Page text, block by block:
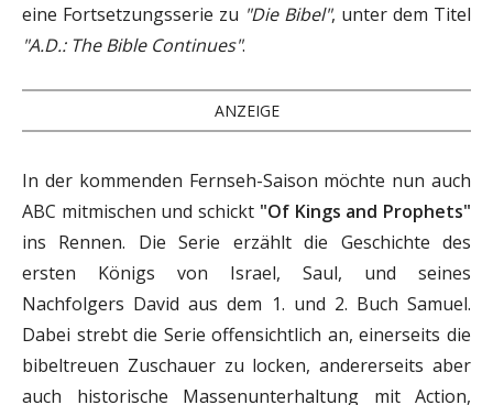
eine Fortsetzungsserie zu "Die Bibel", unter dem Titel
"A.D.: The Bible Continues".
ANZEIGE
In der kommenden Fernseh-Saison möchte nun auch
ABC mitmischen und schickt "Of Kings and Prophets"
ins Rennen. Die Serie erzählt die Geschichte des
ersten Königs von Israel, Saul, und seines
Nachfolgers David aus dem 1. und 2. Buch Samuel.
Dabei strebt die Serie offensichtlich an, einerseits die
bibeltreuen Zuschauer zu locken, andererseits aber
auch historische Massenunterhaltung mit Action,